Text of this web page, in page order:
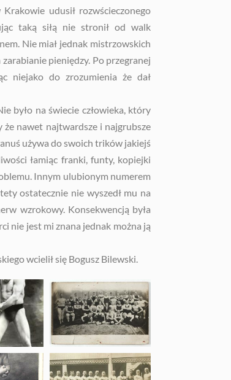
udusił rozwścieczonego
taką siłą nie stronił od walk
Nie miał jednak mistrzowskich
pieniędzy. Po przegranej
niejako do zrozumienia że dał
było na świecie człowieka, który
że nawet najtwardsze i najgrubsze
używa do swoich trików jakiejś
łamiąc franki, funty, kopiejki
Innym ulubionym numerem
ostatecznie nie wyszedł mu na
wzrokowy. Konsekwencją była
nie jest mi znana jednak można ją
wcielił się Bogusz Bilewski.